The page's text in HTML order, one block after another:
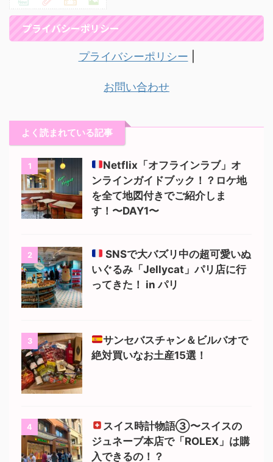
プライバシーポリシー
プライバシーポリシー
お問い合わせ
よく読まれている記事
1
Netflix「オフラインラブ」オ
ンラインガイドブック！？ロケ地
を全て地図付きでご紹介しま
す！〜DAY1〜
2
SNSで大バズリ中の超可愛いぬ
いぐるみ「Jellycat」パリ店に行
ってきた！ in パリ
3
サンセバスチャン＆ビルバオで
絶対買いなお土産15選！
4
スイス時計物語③〜スイスの
ジュネーブ本店で「ROLEX」は購
入できるの！？